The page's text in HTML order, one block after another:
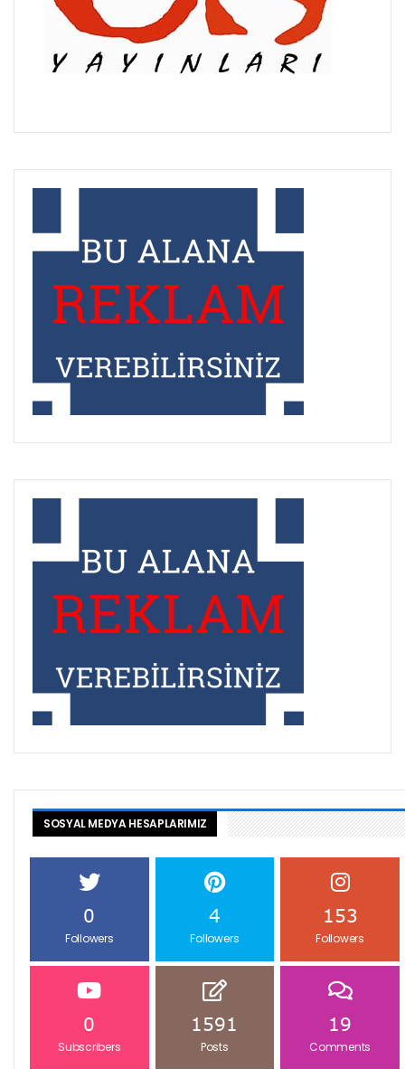
SOSYAL MEDYA HESAPLARIMIZ
0
Followers
4
Followers
153
Followers
0
Subscribers
1591
Posts
19
Comments